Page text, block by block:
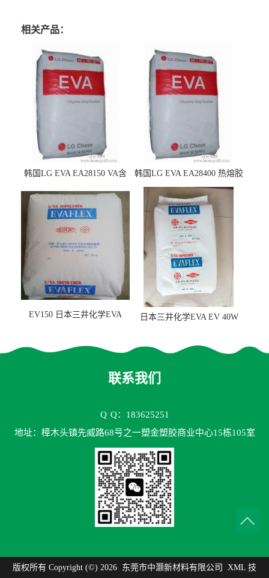
相关产品：
韩国LG EVA EA28150 VA含
韩国LG EVA EA28400 热熔胶
级 VA含量28 熔指400
EV150 日本三井化学EVA
日本三井化学EVA EV 40W
联系我们
Q Q：183625251
地址：樟木头镇先威路68号之一塑金塑胶商业中心15栋105室
版权所有 Copyright (©) 2026 东莞市中灏新材料有限公司 XML 技